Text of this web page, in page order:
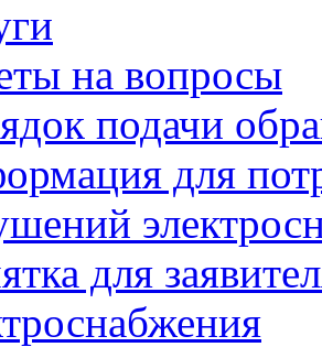
на вопросы
подачи
для
для